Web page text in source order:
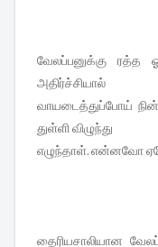
வேலப்பனுக்கு ரத்த
அதிர்ச்சியால்
வாயடைத்துப்போய்
துள்ளி விழுந்து
எழுந்தாள். என்னவோ
தைரியசாலியான